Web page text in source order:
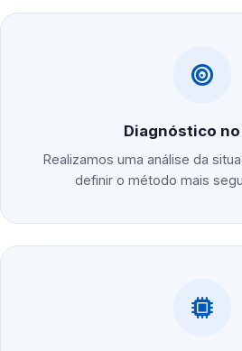
Diagnóstico
Realizamos uma análise da
definir o método mais